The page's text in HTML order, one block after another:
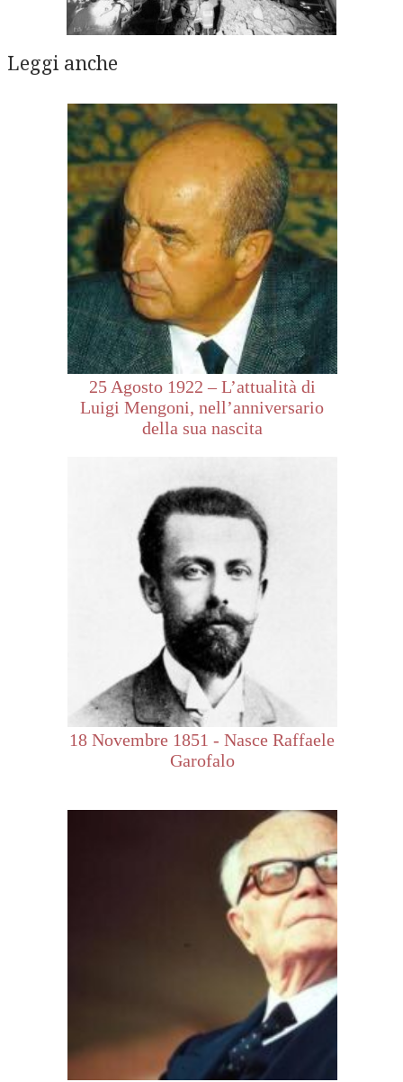
Leggi anche
25 Agosto 1922 – L’attualità di
Luigi Mengoni, nell’anniversario
della sua nascita
18 Novembre 1851 - Nasce Raffaele
Garofalo